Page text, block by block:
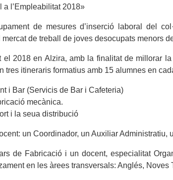
l’Empleabilitat 2018»
de mesures d’inserció laboral del
de treball de joves desocupats menors
2018 en Alzira, amb la finalitat de millorar
itineraris formatius amb 15 alumnes en
i Bar (Servicis de Bar i Cafeteria)
mecànica.
i la seua distribució
un Coordinador, un Auxiliar
de Fabricació i un docent, especialitat
en les àrees transversals: Anglés,